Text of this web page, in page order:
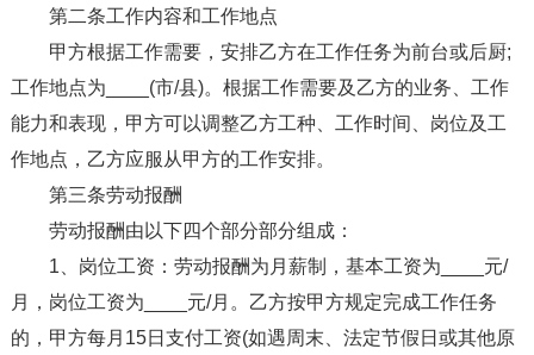
第二条工作内容和工作地点
甲方根据工作需要，安排乙方在工作任务为前台或后厨;
工作地点为____(市/县)。根据工作需要及乙方的业务、工作
能力和表现，甲方可以调整乙方工种、工作时间、岗位及工
作地点，乙方应服从甲方的工作安排。
第三条劳动报酬
劳动报酬由以下四个部分部分组成：
1、岗位工资：劳动报酬为月薪制，基本工资为____元/
月，岗位工资为____元/月。乙方按甲方规定完成工作任务
的，甲方每月15日支付工资(如遇周末、法定节假日或其他原